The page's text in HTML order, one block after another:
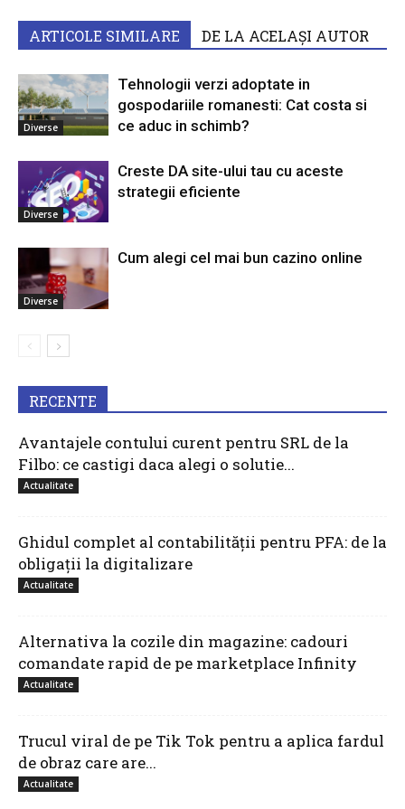
ARTICOLE SIMILARE DE LA ACELAȘI AUTOR
Diverse
Tehnologii verzi adoptate in
gospodariile romanesti: Cat costa si
ce aduc in schimb?
Diverse
Creste DA site-ului tau cu aceste
strategii eficiente
Diverse
Cum alegi cel mai bun cazino online
RECENTE
Avantajele contului curent pentru SRL de la
Filbo: ce castigi daca alegi o solutie...
Actualitate
Ghidul complet al contabilității pentru PFA: de la
obligații la digitalizare
Actualitate
Alternativa la cozile din magazine: cadouri
comandate rapid de pe marketplace Infinity
Actualitate
Trucul viral de pe Tik Tok pentru a aplica fardul
de obraz care are...
Actualitate